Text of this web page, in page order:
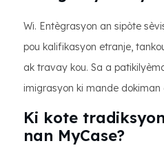
Wi. Entègrasyon an sipòte
pou kalifikasyon etranje,
ak travay kou. Sa a
imigrasyon ki mande dokiman
Ki kote
nan MyCase?